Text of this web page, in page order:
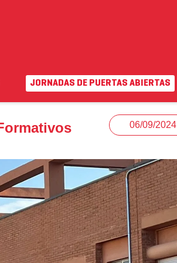
Campus virtual EN|VA
JORNADAS DE PUERTAS ABIERTAS
06/09/2024